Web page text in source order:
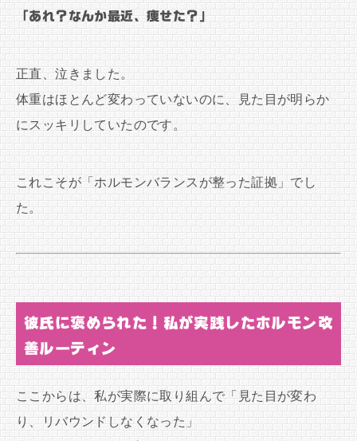
「あれ？なんか最近、痩せた？」
正直、泣きました。
体重はほとんど変わっていないのに、見た目が明らか
にスッキリしていたのです。
これこそが「ホルモンバランスが整った証拠」でし
た。
彼氏に褒められた！私が実践したホルモン改
善ルーティン
ここからは、私が実際に取り組んで「見た目が変わ
り、リバウンドしなくなった」